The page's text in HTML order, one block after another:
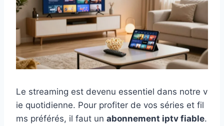
Le streaming est devenu essentiel dans notre v
ie quotidienne. Pour profiter de vos séries et fil
ms préférés, il faut un abonnement iptv fiable.